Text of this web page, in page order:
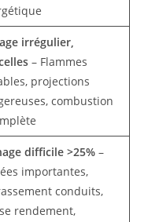
irrégulier,
– Flammes
projections
combustion
difficile >25% –
importantes,
conduits,
rendement,